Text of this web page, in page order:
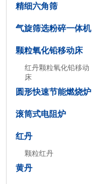
精细六角筛
气旋筛选粉碎一体机
颗粒氧化铅移动床
红丹颗粒氧化铅移动
床
圆形快速节能燃烧炉
滚筒式电阻炉
红丹
颗粒红丹
黄丹